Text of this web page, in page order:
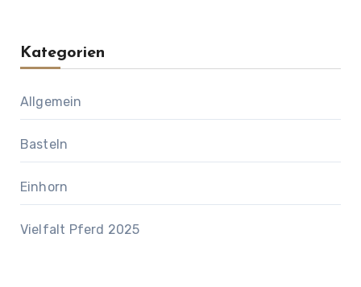
Kategorien
Allgemein
Basteln
Einhorn
Vielfalt Pferd 2025